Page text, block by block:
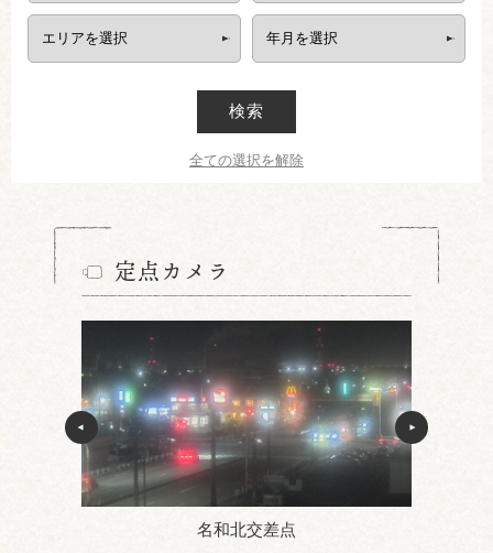
検索
全ての選択を解除
定点カメラ
名和北交差点